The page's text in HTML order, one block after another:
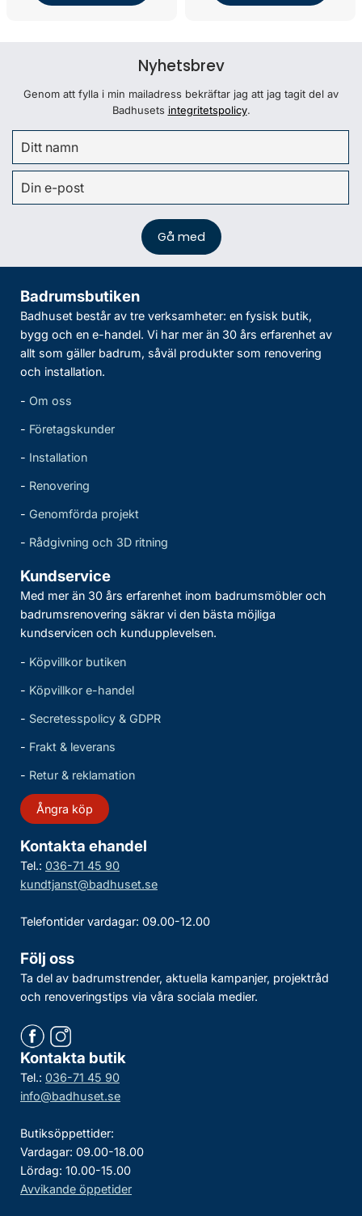
Nyhetsbrev
Genom att fylla i min mailadress bekräftar jag att jag tagit del av
Badhusets integritetspolicy.
Badrumsbutiken
Badhuset består av tre verksamheter: en fysisk butik,
bygg och en e-handel. Vi har mer än 30 års erfarenhet av
allt som gäller badrum, såväl produkter som renovering
och installation.
- Om oss
- Företagskunder
- Installation
- Renovering
- Genomförda projekt
- Rådgivning och 3D ritning
Kundservice
Med mer än 30 års erfarenhet inom badrumsmöbler och
badrumsrenovering säkrar vi den bästa möjliga
kundservicen och kundupplevelsen.
- Köpvillkor butiken
- Köpvillkor e-handel
- Secretesspolicy & GDPR
- Frakt & leverans
- Retur & reklamation
Ångra köp
Kontakta ehandel
Tel.: 036-71 45 90
kundtjanst@badhuset.se
Telefontider vardagar: 09.00-12.00
Följ oss
Ta del av badrumstrender, aktuella kampanjer, projektråd
och renoveringstips via våra sociala medier.
Kontakta butik
Tel.: 036-71 45 90
info@badhuset.se
Butiksöppettider:
Vardagar: 09.00-18.00
Lördag: 10.00-15.00
Avvikande öppetider